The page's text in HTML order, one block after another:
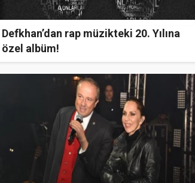
Defkhan’dan rap müzikteki 20. Yılına
özel albüm!